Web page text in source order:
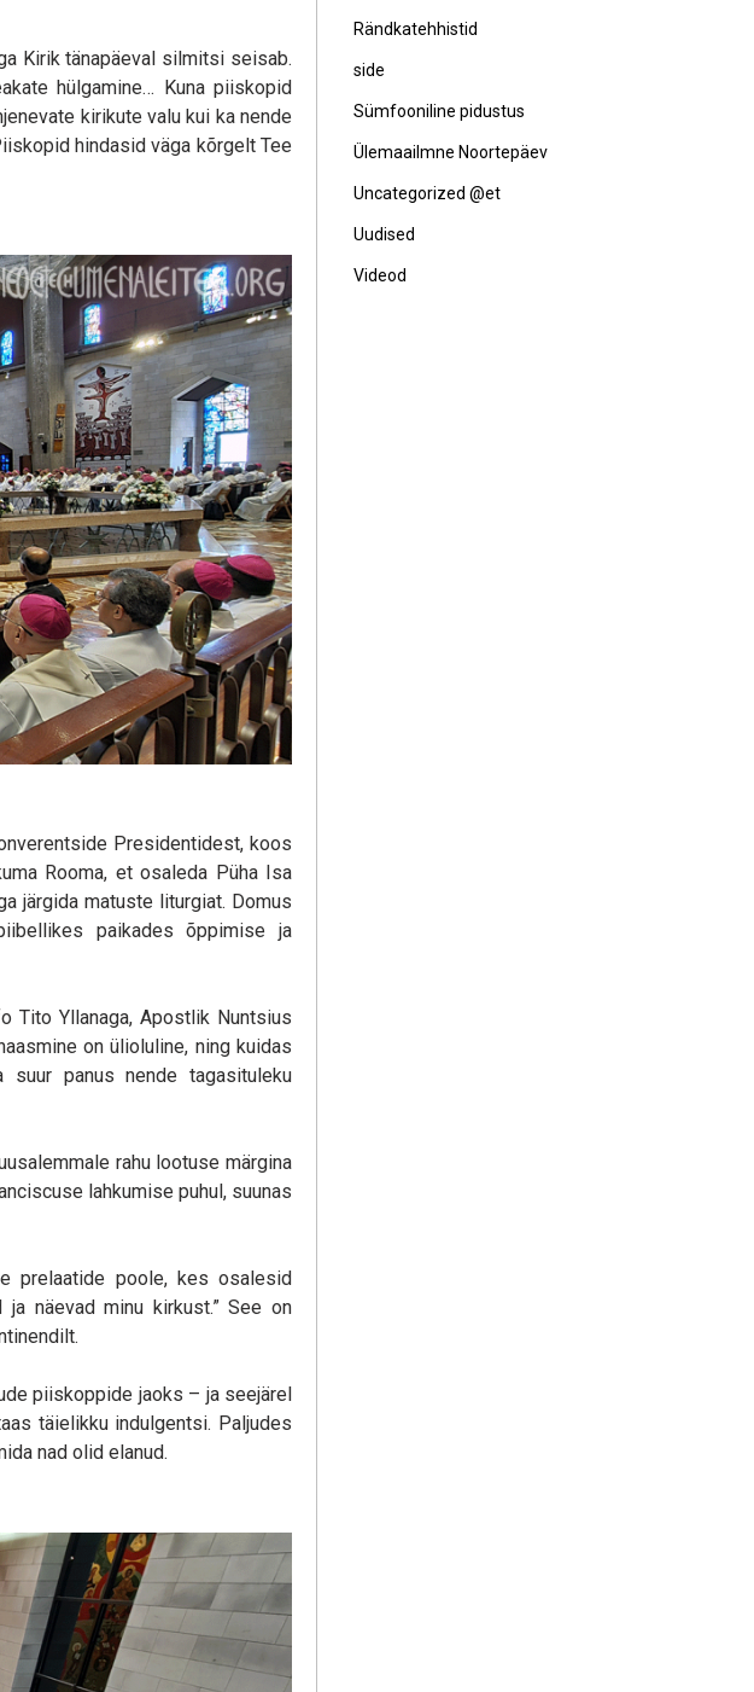
Kirik tänapäeval silmitsi seisab.
hülgamine… Kuna piiskopid
kirikute valu kui ka nende
hindasid väga kõrgelt Tee
Presidentidest, koos
Rooma, et osaleda Püha Isa
järgida matuste liturgiat. Domus
paikades õppimise ja
Tito Yllanaga, Apostlik Nuntsius
on ülioluline, ning kuidas
panus nende tagasituleku
rahu lootuse märgina
lahkumise puhul, suunas
prelaatide poole, kes osalesid
näevad minu kirkust.” See on
piiskoppide jaoks – ja seejärel
täielikku indulgentsi. Paljudes
nad olid elanud.
Rändkatehhistid
side
Sümfooniline pidustus
Ülemaailmne Noortepäev
Uncategorized @et
Uudised
Videod